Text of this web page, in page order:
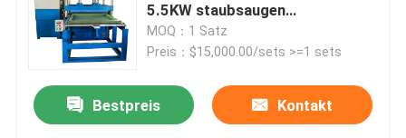
5.5KW staubsaugen
Vulkanisierungspresse
MOQ：1 Satz
Preis：$15,000.00/sets >=1 sets
Bestpreis Kontakt